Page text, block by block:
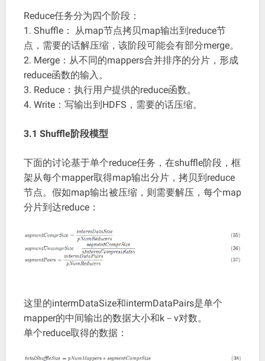
Reduce任务分为四个阶段：
1. Shuffle： 从map节点拷贝map输出到reduce节
点，需要的话解压缩，该阶段可能会有部分merge。
2. Merge：从不同的mappers合并排序的分片，形成
reduce函数的输入。
3. Reduce：执行用户提供的reduce函数。
4. Write：写输出到HDFS，需要的话压缩。
3.1 Shuffle阶段模型
下面的讨论基于单个reduce任务，在shuffle阶段，框
架从每个mapper取得map输出分片，拷贝到reduce
节点。假如map输出被压缩，则需要解压，每个map
分片到达reduce：
这里的intermDataSize和intermDataPairs是单个
mapper的中间输出的数据大小和k－v对数。
单个reduce取得的数据：